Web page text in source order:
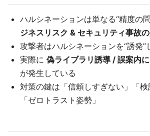
ハルシネーションは単なる“精度の問
ジネスリスク & セキュリティ事故
攻撃者はハルシネーションを“誘発”
実際に 偽ライブラリ誘導 / 誤案内
が発生している
対策の鍵は「信頼しすぎない」「検
「ゼロトラスト姿勢」